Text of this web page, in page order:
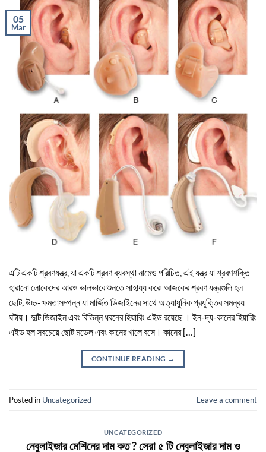
05
Mar
এটি একটি শ্রবণযন্ত্র, যা একটি শ্রবণ ব্যবস্থা নামেও পরিচিত, এই যন্ত্র যা শ্রবণশক্তি
হারানো লোকেদের আরও ভালভাবে শুনতে সাহায্য করে৷ আজকের শ্রবণ যন্ত্রগুলি হল
ছোট, উচ্চ-ক্ষমতাসম্পন্ন যা মার্জিত ডিজাইনের সাথে অত্যাধুনিক প্রযুক্তির সমন্বয়
ঘটায়। দুটি ডিজাইন এবং বিভিন্ন ধরনের হিয়ারিং এইড রয়েছে । ইন-দ্য-কানের হিয়ারিং
এইড হল সবচেয়ে ছোট মডেল এবং কানের খালে বসে। কানের […]
CONTINUE READING →
Posted in Uncategorized Leave a comment
UNCATEGORIZED
নেবুলাইজার মেশিনের দাম কত ? সেরা ৫ টি নেবুলাইজার দাম ও